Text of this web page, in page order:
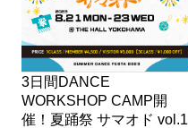
3日間DANCE
WORKSHOP CAMP開
催！夏踊祭 サマオド vol.1